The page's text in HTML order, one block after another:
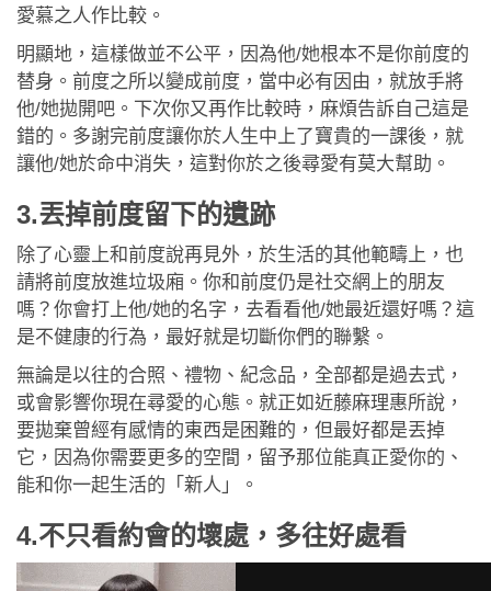
愛慕之人作比較。
明顯地，這樣做並不公平，因為他/她根本不是你前度的
替身。前度之所以變成前度，當中必有因由，就放手將
他/她拋開吧。下次你又再作比較時，麻煩告訴自己這是
錯的。多謝完前度讓你於人生中上了寶貴的一課後，就
讓他/她於命中消失，這對你於之後尋愛有莫大幫助。
3.丟掉前度留下的遺跡
除了心靈上和前度說再見外，於生活的其他範疇上，也
請將前度放進垃圾廂。你和前度仍是社交網上的朋友
嗎？你會打上他/她的名字，去看看他/她最近還好嗎？這
是不健康的行為，最好就是切斷你們的聯繫。
無論是以往的合照、禮物、紀念品，全部都是過去式，
或會影響你現在尋愛的心態。就正如近藤麻理惠所說，
要拋棄曾經有感情的東西是困難的，但最好都是丟掉
它，因為你需要更多的空間，留予那位能真正愛你的、
能和你一起生活的「新人」。
4.不只看約會的壞處，多往好處看